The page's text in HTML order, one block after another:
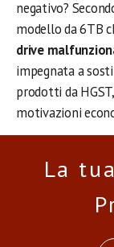
negativo?
modello da 6TB
drive
impegnata a
prodotti da
motivazioni
La